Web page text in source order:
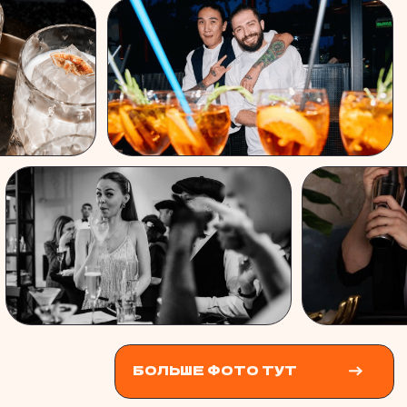
ОТЗЫВЫ О
ВЫЕЗДНОМ БАРЕ
Нам ооочень
Иваном и его
связи 24/7,
нашего бюджета,
качество
Все закупили и
установленный
ребята были
напитки по
барной карты).
коктейли были
оформлены и
большое за такой
ответственный
Ваня - лучший в своем деле!
Профессиональный подход,
организационные задачи закрывает
на себя полностью, можно даже не
переживать, что что-то упустишь.
Делает выездной бар под ключ, всегда
берет все с запасом. Бармен-Шоу -
суперкрутое, яркое, делает все на
высшем уровне, как сольно, так и в
паре. Как агентство Endorphin Group,
и как частный продюсер я работаю
исключительно с Ваней. Профессионал
своего дела и очень приятный человек
с прекрасной командой. Совместно
работали с Иваном на мероприятиях
для СберМобайл, СберУниверситет,